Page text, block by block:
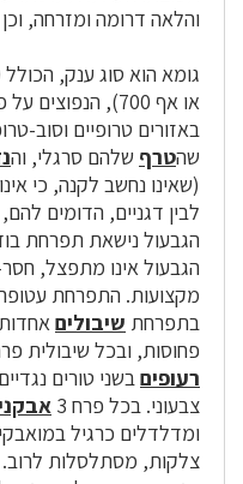
והלאה דרומה ומזרחה, וכן
או אף 700),
באזורים טרופיים וסוב-
שהטרף שלהם סרגלי, וה
(שאינו נחשב לקנה, כי
לבין דגניים, הדומים
הגבעול נישאת תפרחת
מקצועות. התפרחת
בתפרחת שיבולים
פחוסות, ובכל שיבולית
רעופיםבשני טורים
צבעוני. בכל פרח 3
ומדלדלים כרגיל
צלקות, מסתלסלות לרוב.